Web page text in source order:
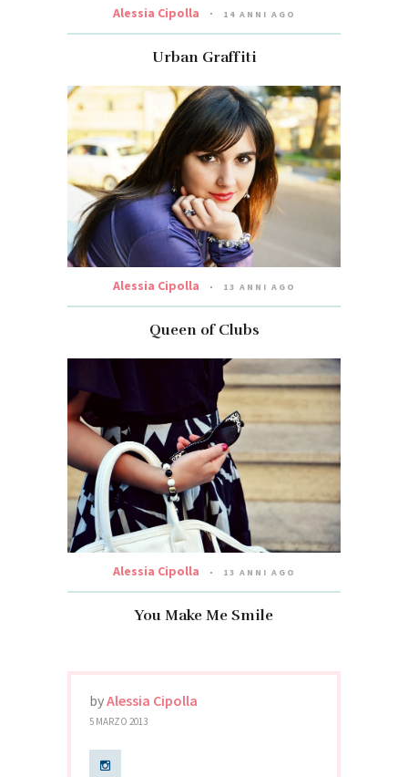
Alessia Cipolla 14 ANNI AGO
Urban Graffiti
Alessia Cipolla 13 ANNI AGO
Queen of Clubs
Alessia Cipolla 13 ANNI AGO
You Make Me Smile
byAlessia Cipolla
5 MARZO 2013